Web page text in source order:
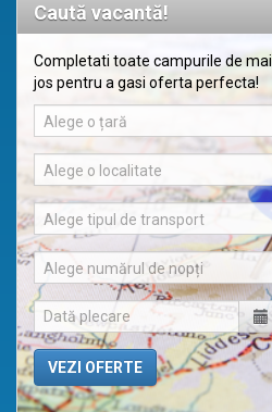
Caută vacantă!
Completati toate campurile de mai
jos pentru a gasi oferta perfecta!
Alege o țară
Alege o localitate
Alege tipul de transport
Alege numărul de nopți